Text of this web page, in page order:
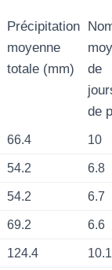
Précipitation
moyenne
totale (mm)
de
de
66.4 10
54.2 6.8
54.2 6.7
69.2 6.6
124.4 10.1